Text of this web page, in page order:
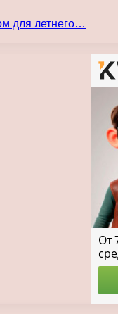
для летнего…